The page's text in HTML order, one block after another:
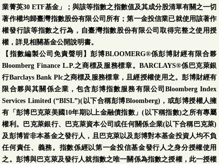
業菁英30 ETF基金」；與該等指數之指數值及其成分股清單有關之一切
著作權均歸臺灣指數股份有限公司所有；第一金投信業已就使用該著作
權發行該等指數之行為，自臺灣指數股份有限公司取得完整之使用授
權，詳見相關基金公開說明書。
【指數編製公司免責聲明】彭博BLOOMERG®係彭博財經有限合夥
Bloomberg Finance L.P.之商標及服務標章。BARCLAYS®係巴克萊銀
行Barclays Bank Plc之商標及服務標章，且經授權使用之。彭博財經有
限合夥與其關係企業，包含彭博指數服務有限公司Bloomberg Index
Services Limited (“BISL”)(以下合稱彭博Bloomberg)，或彭博授權人擁
有「彭博巴克萊美國10年期以上金融債指數」(以下稱指數)之所有專屬
權利。巴克萊銀行、巴克萊資本公司或任何關係企業(以下合稱巴克萊)
及彭博皆非本基金之發行人，且巴克萊以及彭博對本基金投資人均不負
任何責任、義務。指數係經以第一金投信基金發行人之身分授權使用
之。彭博與巴克萊及發行人就指數之唯一關係為指數之授權，此一授權